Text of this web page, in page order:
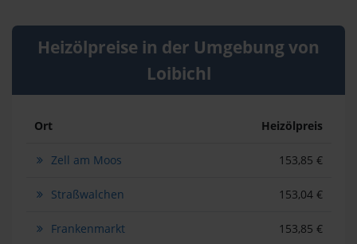
Heizölpreise in der Umgebung von
Loibichl
Ort Heizölpreis
Zell am Moos 153,85 €
Straßwalchen 153,04 €
Frankenmarkt 153,85 €